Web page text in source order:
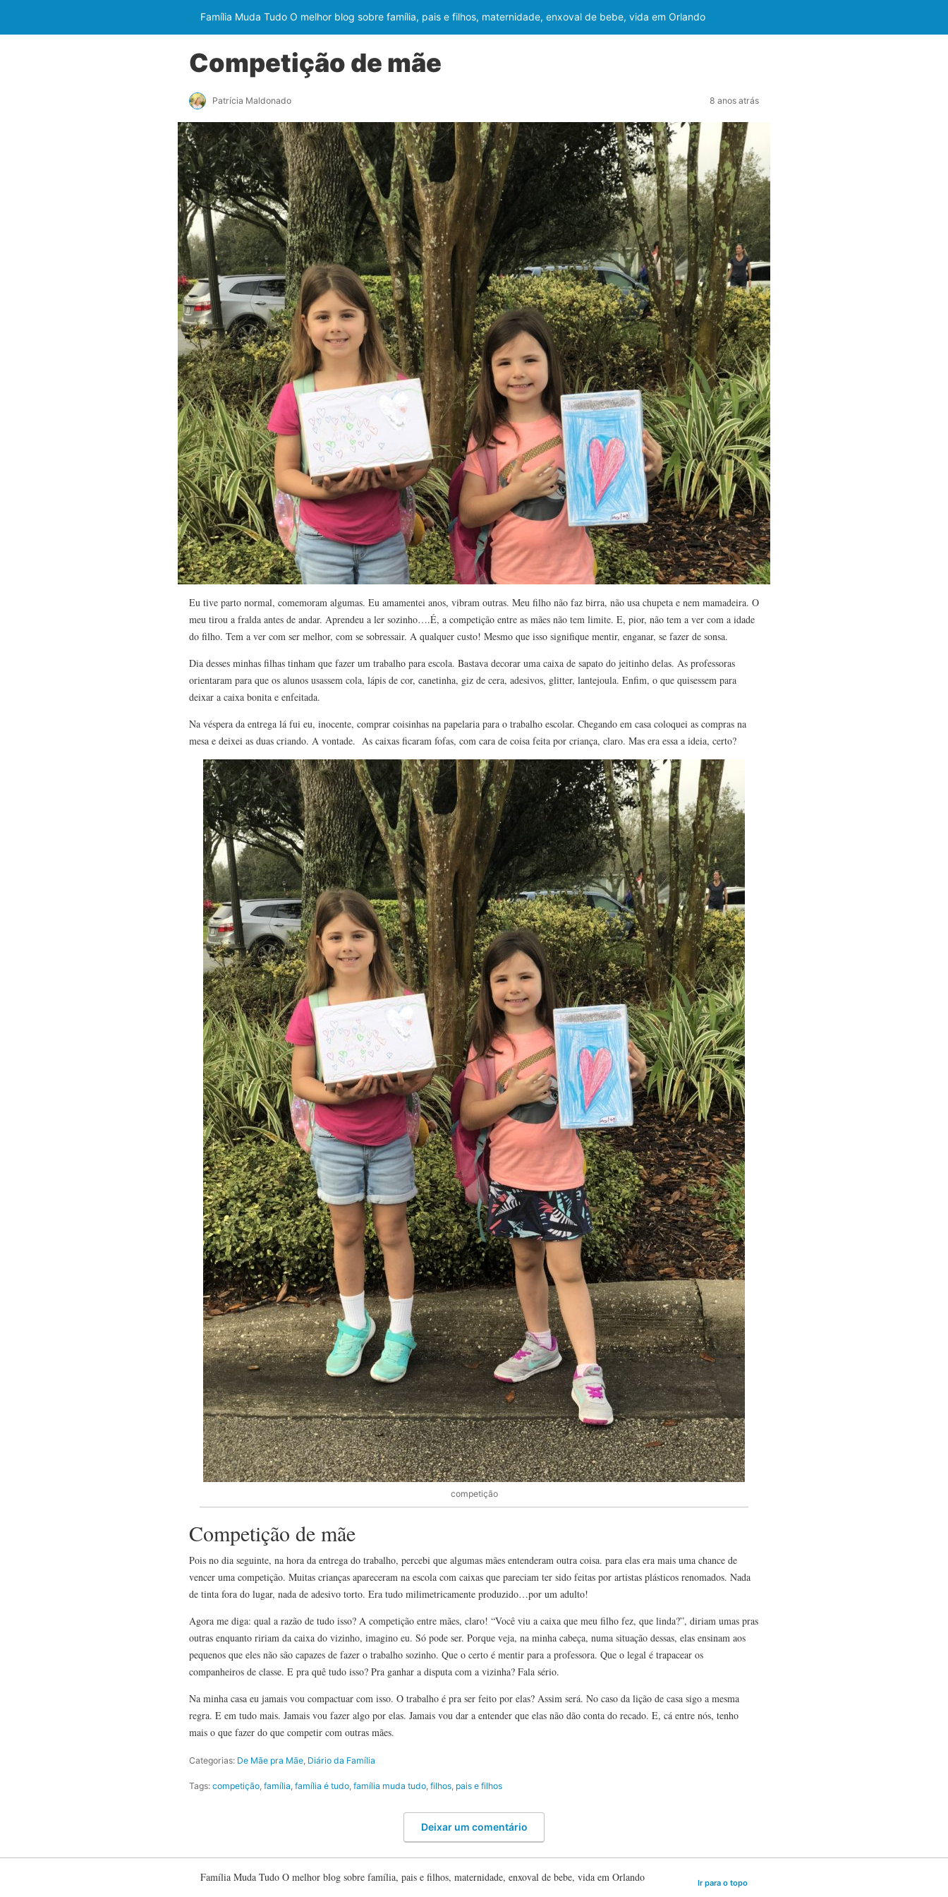
Família Muda Tudo O melhor blog sobre família, pais e filhos, maternidade, enxoval de bebe, vida em Orlando
Competição de mãe
Patrícia Maldonado 8 anos atrás
Eu tive parto normal, comemoram algumas. Eu amamentei anos, vibram outras. Meu filho não faz birra, não usa chupeta e nem mamadeira. O
meu tirou a fralda antes de andar. Aprendeu a ler sozinho….É, a competição entre as mães não tem limite. E, pior, não tem a ver com a idade
do filho. Tem a ver com ser melhor, com se sobressair. A qualquer custo! Mesmo que isso signifique mentir, enganar, se fazer de sonsa.
Dia desses minhas filhas tinham que fazer um trabalho para escola. Bastava decorar uma caixa de sapato do jeitinho delas. As professoras
orientaram para que os alunos usassem cola, lápis de cor, canetinha, giz de cera, adesivos, glitter, lantejoula. Enfim, o que quisessem para
deixar a caixa bonita e enfeitada.
Na véspera da entrega lá fui eu, inocente, comprar coisinhas na papelaria para o trabalho escolar. Chegando em casa coloquei as compras na
mesa e deixei as duas criando. A vontade. As caixas ficaram fofas, com cara de coisa feita por criança, claro. Mas era essa a ideia, certo?
competição
Competição de mãe
Pois no dia seguinte, na hora da entrega do trabalho, percebi que algumas mães entenderam outra coisa. para elas era mais uma chance de
vencer uma competição. Muitas crianças apareceram na escola com caixas que pareciam ter sido feitas por artistas plásticos renomados. Nada
de tinta fora do lugar, nada de adesivo torto. Era tudo milimetricamente produzido…por um adulto!
Agora me diga: qual a razão de tudo isso? A competição entre mães, claro! “Você viu a caixa que meu filho fez, que linda?”, diriam umas pras
outras enquanto ririam da caixa do vizinho, imagino eu. Só pode ser. Porque veja, na minha cabeça, numa situação dessas, elas ensinam aos
pequenos que eles não são capazes de fazer o trabalho sozinho. Que o certo é mentir para a professora. Que o legal é trapacear os
companheiros de classe. E pra quê tudo isso? Pra ganhar a disputa com a vizinha? Fala sério.
Na minha casa eu jamais vou compactuar com isso. O trabalho é pra ser feito por elas? Assim será. No caso da lição de casa sigo a mesma
regra. E em tudo mais. Jamais vou fazer algo por elas. Jamais vou dar a entender que elas não dão conta do recado. E, cá entre nós, tenho
mais o que fazer do que competir com outras mães.
Categorias: De Mãe pra Mãe Diário da Família
Tags: competição, família, família é tudo, família muda tudo, filhos, pais e filhos
Deixar um comentário
Família Muda Tudo O melhor blog sobre família, pais e filhos, maternidade, enxoval de bebe, vida em Orlando Ir para o topo